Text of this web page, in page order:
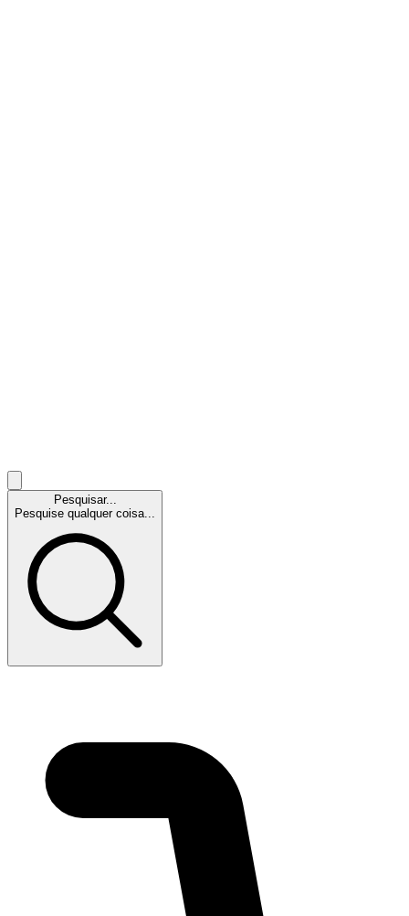
Pesquisar...
Pesquise qualquer coisa...